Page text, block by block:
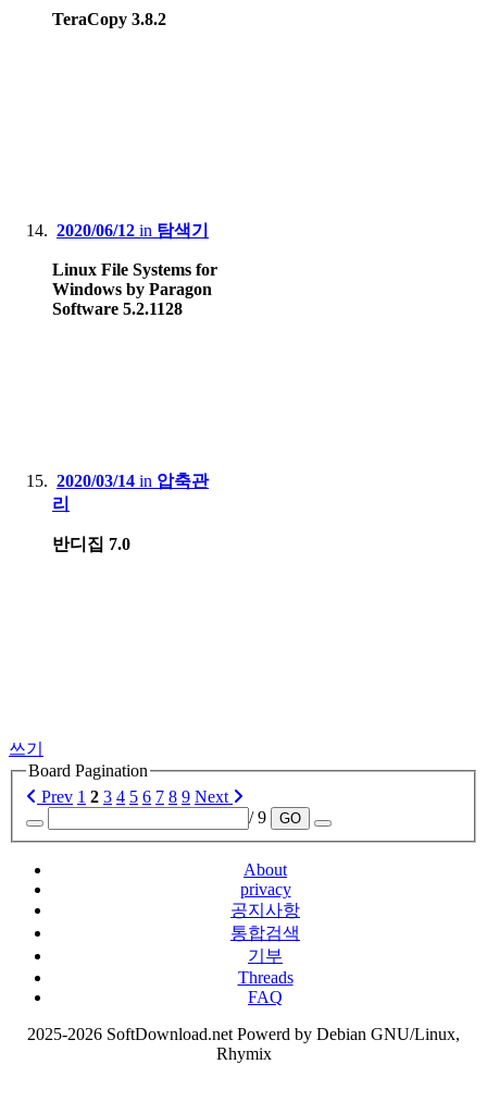
TeraCopy 3.8.2
2020/06/12 in 탐색기
Linux File Systems for
Windows by Paragon
Software 5.2.1128
2020/03/14 in 압축관
리
반디집 7.0
쓰기
Board Pagination
Prev 1 2 3 4 5 6 7 8 9 Next
/ 9
GO
About
privacy
공지사항
통합검색
기부
Threads
FAQ
2025-2026 SoftDownload.net Powerd by Debian GNU/Linux,
Rhymix